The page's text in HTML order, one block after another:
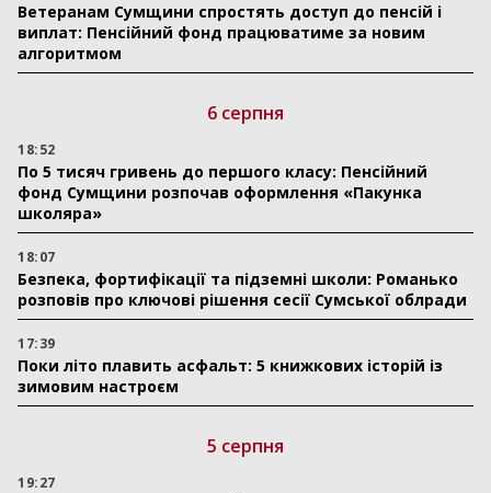
Ветеранам Сумщини спростять доступ до пенсій і
виплат: Пенсійний фонд працюватиме за новим
алгоритмом
6 серпня
18:52
По 5 тисяч гривень до першого класу: Пенсійний
фонд Сумщини розпочав оформлення «Пакунка
школяра»
18:07
Безпека, фортифікації та підземні школи: Романько
розповів про ключові рішення сесії Сумської облради
17:39
Поки літо плавить асфальт: 5 книжкових історій із
зимовим настроєм
5 серпня
19:27